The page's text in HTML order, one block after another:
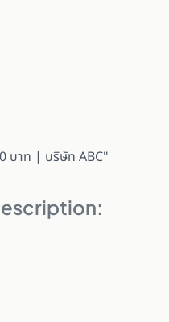
บาท | บริษัท ABC"